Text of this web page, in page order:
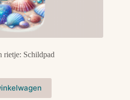
rietje: Schildpad